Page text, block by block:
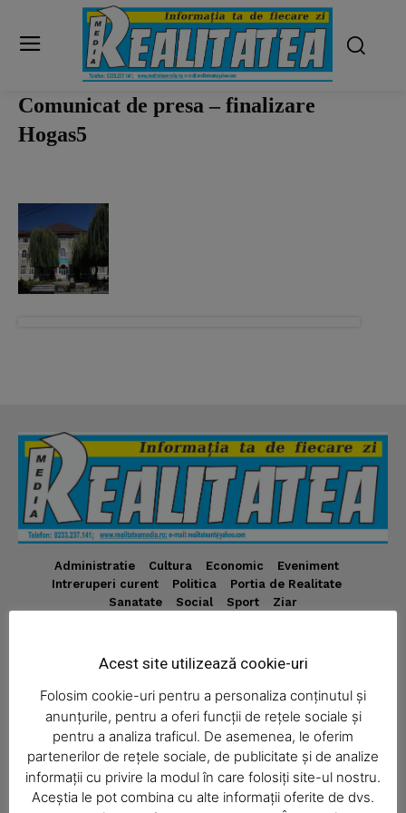
News Week
Magazine PRO
SUBSCRIBE NOW
Comunicat de presa – finalizare
Hogas5
Administratie Cultura Economic
Eveniment
Intreruperi curent
Politica
Portia de Realitate
Sanatate
Social Sport Ziar
Realitatea Media – ziar local pentru județul Neamț,
disponibil în format fizic și online. Știri actuale, informații
verificate și reportaje locale.
Acest site utilizează cookie-uri
Folosim cookie-uri pentru a personaliza conținutul și
anunțurile, pentru a oferi funcții de rețele sociale și
pentru a analiza traficul. De asemenea, le oferim
partenerilor de rețele sociale, de publicitate și de analize
informații cu privire la modul în care folosiți site-ul nostru.
Aceștia le pot combina cu alte informații oferite de dvs.